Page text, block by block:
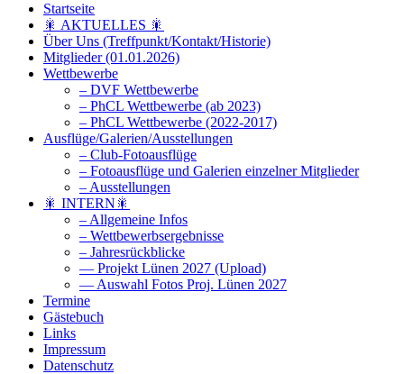
Startseite
🎇 AKTUELLES 🎇
Über Uns (Treffpunkt/Kontakt/Historie)
Mitglieder (01.01.2026)
Wettbewerbe
– DVF Wettbewerbe
– PhCL Wettbewerbe (ab 2023)
– PhCL Wettbewerbe (2022-2017)
Ausflüge/Galerien/Ausstellungen
– Club-Fotoausflüge
– Fotoausflüge und Galerien einzelner Mitglieder
– Ausstellungen
🎇 INTERN🎇
– Allgemeine Infos
– Wettbewerbsergebnisse
– Jahresrückblicke
— Projekt Lünen 2027 (Upload)
— Auswahl Fotos Proj. Lünen 2027
Termine
Gästebuch
Links
Impressum
Datenschutz